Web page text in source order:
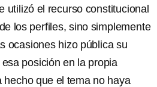
utilizó el recurso constitucional
los perfiles, sino simplemente
ocasiones hizo pública su
posición en la propia
que el tema no haya